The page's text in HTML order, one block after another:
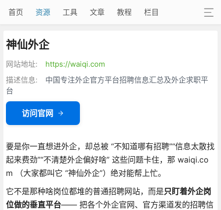
首页 资源 工具 文章 教程 栏目
神仙外企
网站地址:
https://waiqi.com
描述信息:
中国专注外企官方平台招聘信息汇总及外企求职平
台
访问官网
要是你一直想进外企，却总被 “不知道哪有招聘”“信息太散找
起来费劲”“不清楚外企偏好啥” 这些问题卡住，那 waiqi.co
m （大家都叫它 “神仙外企”）绝对能帮上忙。
它不是那种啥岗位都堆的普通招聘网站，而是只盯着外企岗
位做的垂直平台—— 把各个外企官网、官方渠道发的招聘信